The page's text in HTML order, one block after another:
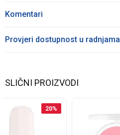
Komentari
Provjeri dostupnost u radnjama
SLIČNI PROIZVODI
20%